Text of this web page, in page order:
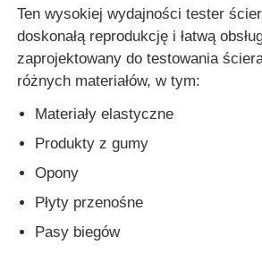
Skontaktuj się z nami
Poprosić o wycenę
Komora do badań środowiskowych
Uniwersalna maszyna testująca
Ten wysokiej wydajności tester
doskonałą reprodukcję i łatwą
zaprojektowany do testowania
różnych materiałów, w tym:
Materiały elastyczne
Produkty z gumy
Opony
Płyty przenośne
Pasy biegów